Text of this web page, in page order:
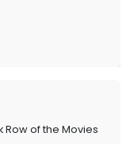
Row of the Movies